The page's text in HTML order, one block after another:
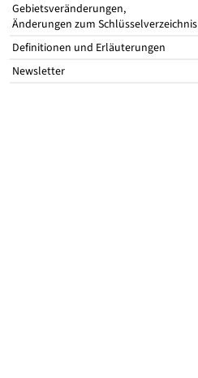
Gebietsveränderungen,
Änderungen zum Schlüsselverzeichnis
Definitionen und Erläuterungen
Newsletter